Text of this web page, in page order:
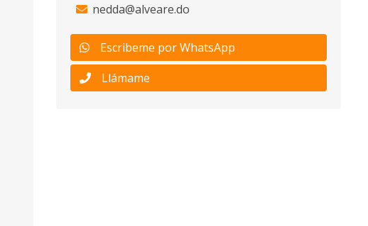
nedda@alveare.do
Escribeme por WhatsApp
Llámame